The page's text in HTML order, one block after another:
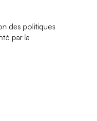
des politiques
par la